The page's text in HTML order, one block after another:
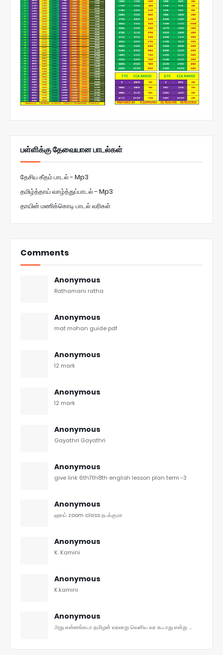
பள்ளிக்கு தேவையான பாடல்கள்
தேசிய கீதம் பாடல் - Mp3
தமிழ்த்தாய் வாழ்த்துப்பாடல் - Mp3
தாயின் மணிக்கொடி பாடல் வரிகள்
Comments
Anonymous
Rathamani ratha
Anonymous
mat mohan guide pdf
Anonymous
12 mark
Anonymous
12 mark
Anonymous
Gayathri Gayathri
Anonymous
give link 6th7th8th english lesson plan term -3
Anonymous
ஹாய் zoom class நடக்குமா
Anonymous
K. Kamini
Anonymous
K.kamini
Anonymous
அது என்னங்கடா தமிழன் வரலாறு வெளிய வர கூடாது என்று ...